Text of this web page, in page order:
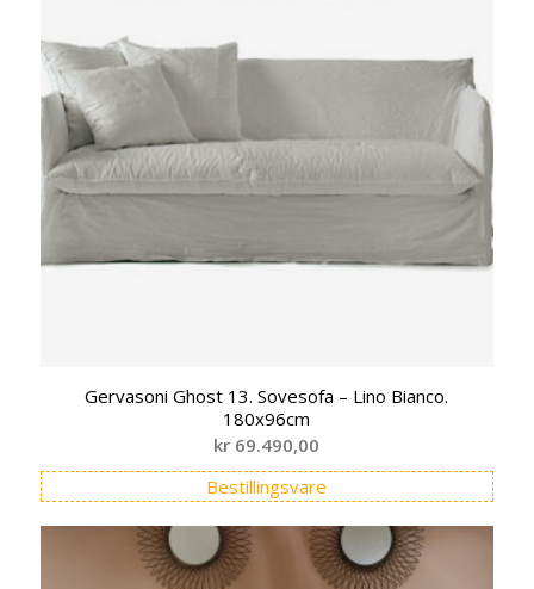
Gervasoni Ghost 13. Sovesofa – Lino Bianco.
180x96cm
kr 69.490,00
Bestillingsvare